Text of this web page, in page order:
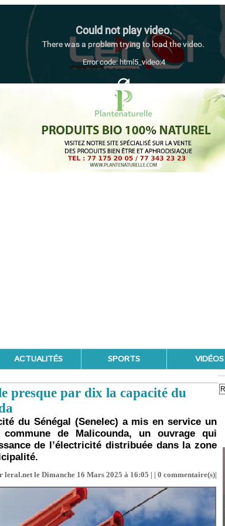
ACTUALITÉS SPORTS VIDÉOS
presque par dix la capacité du
du Sénégal (Senelec) a mis en service un
de Malicounda, un ouvrage qui
de l’électricité distribuée dans la zone
leral.net le Dimanche 16 Mars 2025 à 16:05 | | 0 commentaire(s)|